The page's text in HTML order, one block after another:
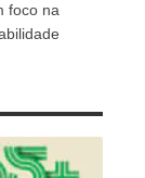
foco na